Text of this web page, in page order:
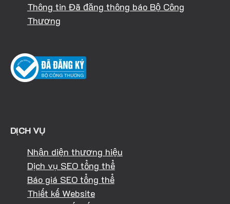
Thông tin Đã đăng thông báo Bộ Công
Thương
DỊCH VỤ
Nhận diện thương hiệu
Dịch vụ SEO tổng thể
Báo giá SEO tổng thể
Thiết kế Website